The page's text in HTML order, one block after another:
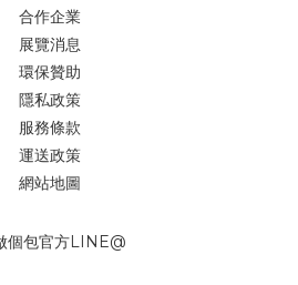
合作企業
展覽消息
環保贊助
隱私政策
服務條款
運送政策
網站地圖